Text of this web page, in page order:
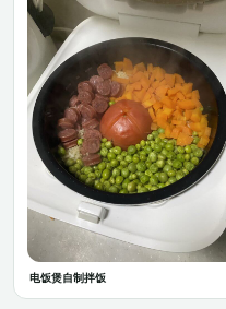
电饭煲自制拌饭